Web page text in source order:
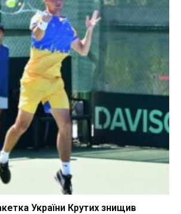
України Крутих знищив